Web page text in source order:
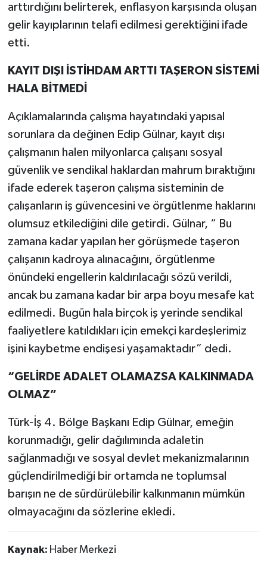
arttırdığını belirterek, enflasyon karşısında oluşan
gelir kayıplarının telafi edilmesi gerektiğini ifade
etti.
KAYIT DIŞI İSTİHDAM ARTTI TAŞERON SİSTEMİ
HALA BİTMEDİ
Açıklamalarında çalışma hayatındaki yapısal
sorunlara da değinen Edip Gülnar, kayıt dışı
çalışmanın halen milyonlarca çalışanı sosyal
güvenlik ve sendikal haklardan mahrum bıraktığını
ifade ederek taşeron çalışma sisteminin de
çalışanların iş güvencesini ve örgütlenme haklarını
olumsuz etkilediğini dile getirdi. Gülnar, “ Bu
zamana kadar yapılan her görüşmede taşeron
çalışanın kadroya alınacağını, örgütlenme
önündeki engellerin kaldırılacağı sözü verildi,
ancak bu zamana kadar bir arpa boyu mesafe kat
edilmedi. Bugün hala birçok iş yerinde sendikal
faaliyetlere katıldıkları için emekçi kardeşlerimiz
işini kaybetme endişesi yaşamaktadır” dedi.
“GELİRDE ADALET OLAMAZSA KALKINMADA
OLMAZ”
Türk-İş 4. Bölge Başkanı Edip Gülnar, emeğin
korunmadığı, gelir dağılımında adaletin
sağlanmadığı ve sosyal devlet mekanizmalarının
güçlendirilmediği bir ortamda ne toplumsal
barışın ne de sürdürülebilir kalkınmanın mümkün
olmayacağını da sözlerine ekledi.
Kaynak: Haber Merkezi